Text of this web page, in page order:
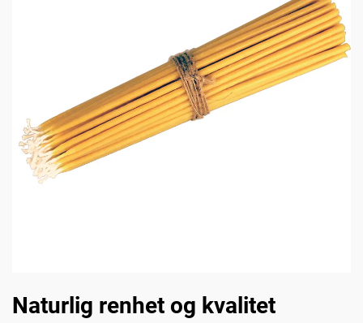
Naturlig renhet og kvalitet